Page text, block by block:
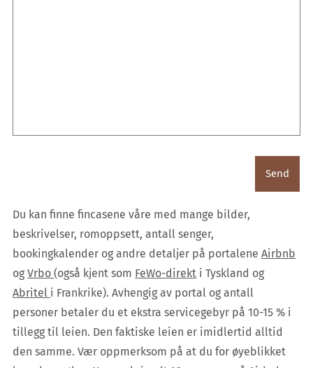
Send
Du kan finne fincasene våre med mange bilder,
beskrivelser, romoppsett, antall senger,
bookingkalender og andre detaljer på portaleneAirbnb
ogVrbo(også kjent som FeWo-direkt i Tyskland og
Abritel i Frankrike). Avhengig av portal og antall
personer betaler du et ekstra servicegebyr på 10-15 % i
tillegg til leien. Den faktiske leien er imidlertid alltid
den samme. Vær oppmerksom på at du for øyeblikket